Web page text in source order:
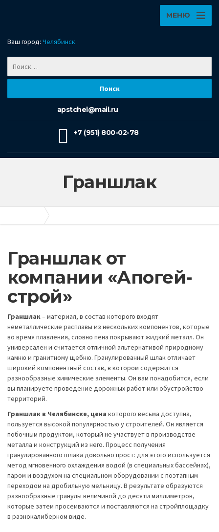
Ваш город: Челябинск
МЕНЮ
apstchel@mail.ru
+7 (951) 800-02-78
Граншлак
Граншлак от
компании «Апогей-
строй»
Граншлак– материал, в состав которого входят
неметаллические расплавы из нескольких компонентов, которые
во время плавления, словно пена покрывают жидкий металл. Он
универсален и считается отличной альтернативой природному
камню и гранитному щебню. Гранулированный шлак отличает
широкий компонентный состав, в котором содержится
разнообразные химические элементы. Он вам понадобится, если
вы планируете проведение дорожных работ или обустройство
территорий.
Граншлак в Челябинске, цена которого весьма доступна,
пользуется высокой популярностью у строителей. Он является
побочным продуктом, который не участвует в производстве
металла и конструкций из него. Процесс получения
гранулированного шлака довольно прост: для этого используется
метод мгновенного охлаждения водой (в специальных бассейнах),
паром и воздухом на специальном оборудовании с поэтапным
переходом на дробильную мельницу. В результате образуются
разнообразные гранулы величиной до десяти миллиметров,
которые затем просеиваются и поставляются на стройплощадку
в разнокалиберном виде.